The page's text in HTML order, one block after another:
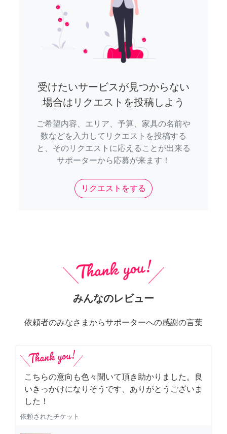
受けたいサービスが見つからない
場合はリクエストを投稿しよう
ご希望内容、エリア、予算、家具の名前や
数などを入力してリクエストを投稿する
と、そのリクエストに応えることが出来る
サポーターから応募が来ます！
リクエストをする
みんなのレビュー
依頼者のみなさまからサポーターへの感謝の言葉
こちらの意向も色々聞いて頂き助かりました。良
いきっかけになりそうです、ありがとうございま
した！
依頼されたチケット